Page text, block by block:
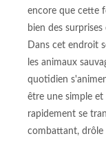
encore que cette
bien des
Dans cet endroit
les animaux
quotidien
être une simple
rapidement se
combattant, drôle